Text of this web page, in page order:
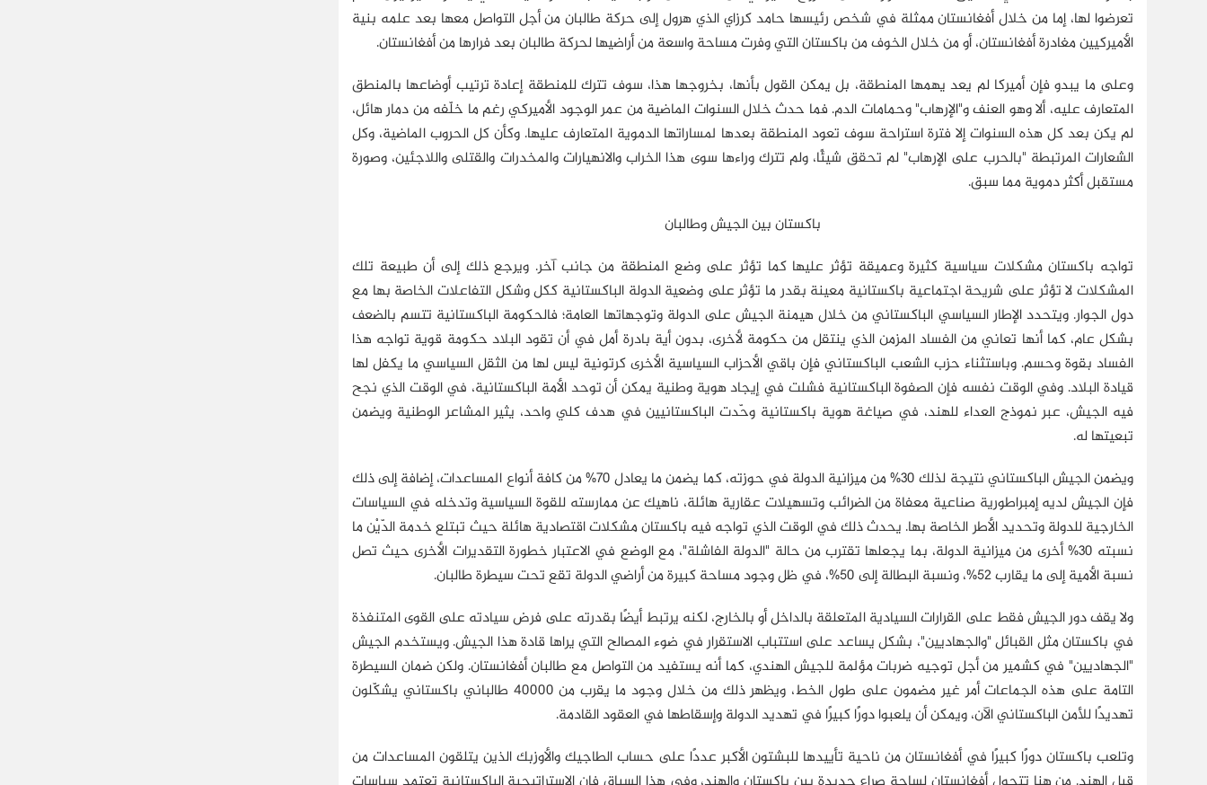
تعرضوا لها، إما من خلال أفغانستان ممثلة في شخص رئيسها حامد كرزاي الذي هرول إلى حركة طالبان من أجل التواصل معها بعد علمه بنية
الأميركيين مغادرة أفغانستان، أو من خلال الخوف من باكستان التي وفرت مساحة واسعة من أراضيها لحركة طالبان بعد فرارها من أفغانستان.
وعلى ما يبدو فإن أميركا لم يعد يهمها المنطقة، بل يمكن القول بأنها، بخروجها هذا، سوف تترك للمنطقة إعادة ترتيب أوضاعها بالمنطق
المتعارف عليه، ألا وهو العنف و"الإرهاب" وحمامات الدم. فما حدث خلال السنوات الماضية من عمر الوجود الأميركي رغم ما خلّفه من دمار هائل،
لم يكن بعد كل هذه السنوات إلا فترة استراحة سوف تعود المنطقة بعدها لمساراتها الدموية المتعارف عليها. وكأن كل الحروب الماضية، وكل
الشعارات المرتبطة "بالحرب على الإرهاب" لم تحقق شيئًا، ولم تترك وراءها سوى هذا الخراب والانهيارات والمخدرات والقتلى واللاجئين، وصورة
مستقبل أكثر دموية مما سبق.
باكستان بين الجيش وطالبان
تواجه باكستان مشكلات سياسية كثيرة وعميقة تؤثر عليها كما تؤثر على وضع المنطقة من جانب آخر. ويرجع ذلك إلى أن طبيعة تلك
المشكلات لا تؤثر على شريحة اجتماعية باكستانية معينة بقدر ما تؤثر على وضعية الدولة الباكستانية ككل وشكل التفاعلات الخاصة بها مع
دول الجوار. ويتحدد الإطار السياسي الباكستاني من خلال هيمنة الجيش على الدولة وتوجهاتها العامة؛ فالحكومة الباكستانية تتسم بالضعف
بشكل عام، كما أنها تعاني من الفساد المزمن الذي ينتقل من حكومة لأخرى، بدون أية بادرة أمل في أن تقود البلاد حكومة قوية تواجه هذا
الفساد بقوة وحسم. وباستثناء حزب الشعب الباكستاني فإن باقي الأحزاب السياسية الأخرى كرتونية ليس لها من الثقل السياسي ما يكفل لها
قيادة البلاد. وفي الوقت نفسه فإن الصفوة الباكستانية فشلت في إيجاد هوية وطنية يمكن أن توحد الأمة الباكستانية، في الوقت الذي نجح
فيه الجيش، عبر نموذج العداء للهند، في صياغة هوية باكستانية وحّدت الباكستانيين في هدف كلي واحد، يثير المشاعر الوطنية ويضمن
تبعيتها له.
ويضمن الجيش الباكستاني نتيجة لذلك 30% من ميزانية الدولة في حوزته، كما يضمن ما يعادل 70% من كافة أنواع المساعدات، إضافة إلى ذلك
فإن الجيش لديه إمبراطورية صناعية معفاة من الضرائب وتسهيلات عقارية هائلة، ناهيك عن ممارسته للقوة السياسية وتدخله في السياسات
الخارجية للدولة وتحديد الأطر الخاصة بها. يحدث ذلك في الوقت الذي تواجه فيه باكستان مشكلات اقتصادية هائلة حيث تبتلع خدمة الدّيْن ما
نسبته 30% أخرى من ميزانية الدولة، بما يجعلها تقترب من حالة "الدولة الفاشلة"، مع الوضع في الاعتبار خطورة التقديرات الأخرى حيث تصل
نسبة الأمية إلى ما يقارب 52%، ونسبة البطالة إلى 50%، في ظل وجود مساحة كبيرة من أراضي الدولة تقع تحت سيطرة طالبان.
ولا يقف دور الجيش فقط على القرارات السيادية المتعلقة بالداخل أو بالخارج، لكنه يرتبط أيضًا بقدرته على فرض سيادته على القوى المتنفذة
في باكستان مثل القبائل "والجهاديين"، بشكل يساعد على استتباب الاستقرار في ضوء المصالح التي يراها قادة هذا الجيش. ويستخدم الجيش
"الجهاديين" في كشمير من أجل توجيه ضربات مؤلمة للجيش الهندي، كما أنه يستفيد من التواصل مع طالبان أفغانستان. ولكن ضمان السيطرة
التامة على هذه الجماعات أمر غير مضمون على طول الخط، ويظهر ذلك من خلال وجود ما يقرب من 40000 طالباني باكستاني يشكّلون
تهديدًا للأمن الباكستاني الآن، ويمكن أن يلعبوا دورًا كبيرًا في تهديد الدولة وإسقاطها في العقود القادمة.
وتلعب باكستان دورًا كبيرًا في أفغانستان من ناحية تأييدها للبشتون الأكبر عددًا على حساب الطاجيك والأوزبك الذين يتلقون المساعدات من